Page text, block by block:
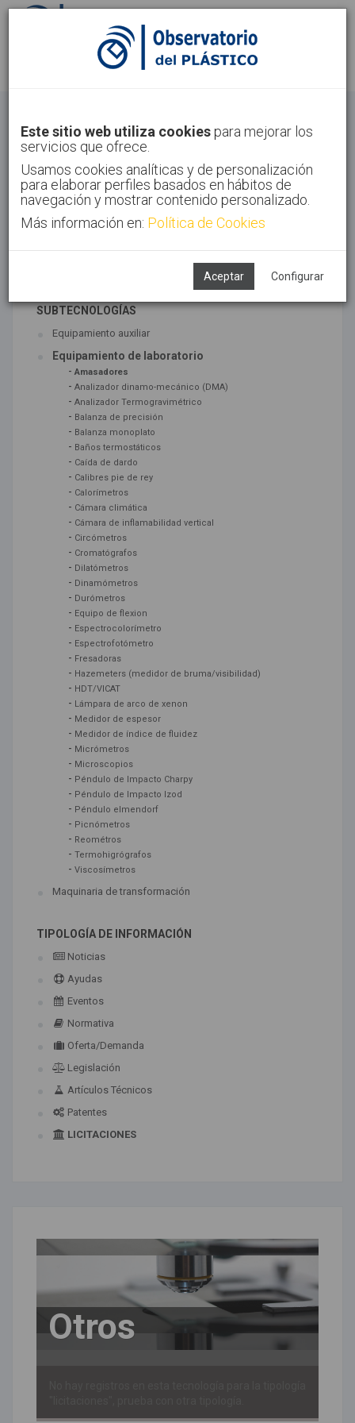
Identifícate Regístrate
Inicio Sectores Otros
Este sitio web utiliza cookies para mejorar los
servicios que ofrece.
Usamos cookies analíticas y de personalización
para elaborar perfiles basados en hábitos de
navegación y mostrar contenido personalizado.
Más información en: Política de Cookies
Aceptar Configurar
TECNOLOGÍAS ASOCIADAS
SUBTECNOLOGÍAS
Equipamiento auxiliar
Equipamiento de laboratorio
- Amasadores
- Analizador dinamo-mecánico (DMA)
- Analizador Termogravimétrico
- Balanza de precisión
- Balanza monoplato
- Baños termostáticos
- Caída de dardo
- Calibres pie de rey
- Calorímetros
- Cámara climática
- Cámara de inflamabilidad vertical
- Circómetros
- Cromatógrafos
- Dilatómetros
- Dinamómetros
- Durómetros
- Equipo de flexion
- Espectrocolorímetro
- Espectrofotómetro
- Fresadoras
- Hazemeters (medidor de bruma/visibilidad)
- HDT/VICAT
- Lámpara de arco de xenon
- Medidor de espesor
- Medidor de índice de fluidez
- Micrómetros
- Microscopios
- Péndulo de Impacto Charpy
- Péndulo de Impacto Izod
- Péndulo elmendorf
- Picnómetros
- Reométros
- Termohigrógrafos
- Viscosímetros
Maquinaria de transformación
TIPOLOGÍA DE INFORMACIÓN
Noticias
Ayudas
Eventos
Normativa
Oferta/Demanda
Legislación
Artículos Técnicos
Patentes
LICITACIONES
Otros